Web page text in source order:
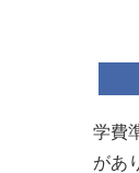
学費
があ